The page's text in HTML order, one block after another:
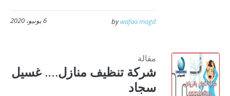
6 يونيو، 2020 bywafaa magd
مقالة
شركة تنظيف منازل…. غسيل
سجاد